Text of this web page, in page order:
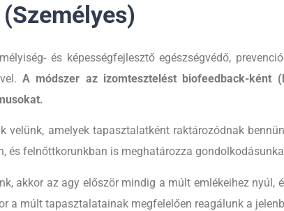
és képességfejlesztő egészségvédő,
A módszer az izomtesztelést biofeedback-ként
velünk, amelyek tapasztalatként raktározódnak
felnőttkorunkban is meghatározza
akkor az agy először mindig a múlt emlékeihez
a múlt tapasztalatainak megfelelően reagálunk a